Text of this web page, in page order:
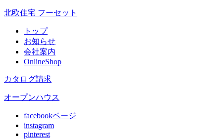
北欧住宅 フーセット
トップ
お知らせ
会社案内
OnlineShop
カタログ請求
オープンハウス
facebookページ
instagram
pinterest